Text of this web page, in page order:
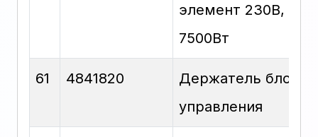
элемент 230В,
7500Вт
61 4841820
Держатель блока
управления